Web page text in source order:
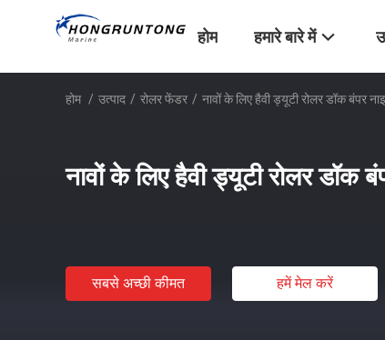
होम हमारे बारे में
होम / उत्पाद / रोलर फेंडर / नावों के लिए हैवी ड्यूटी रोलर डॉक बंपर
नावों के लिए हैवी ड्यूटी रोलर डॉक
सबसे अच्छी कीमत हमें मेल करें